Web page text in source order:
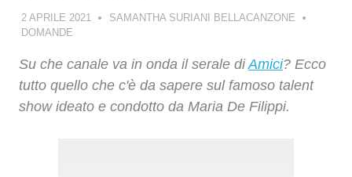
2 APRILE 2021
SAMANTHA SURIANI BELLACANZONE
DOMANDE
Su che canale va in onda il serale diAmici? Ecco
tutto quello che c'è da sapere sul famoso talent
show ideato e condotto da Maria De Filippi.